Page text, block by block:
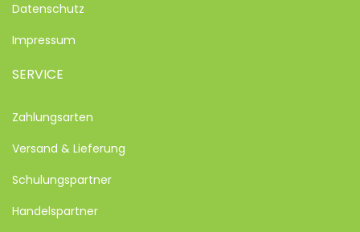
Datenschutz
Impressum
SERVICE
Zahlungsarten
Versand & Lieferung
Schulungspartner
Handelspartner